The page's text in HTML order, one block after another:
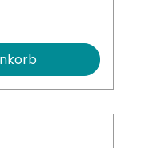
Gib den